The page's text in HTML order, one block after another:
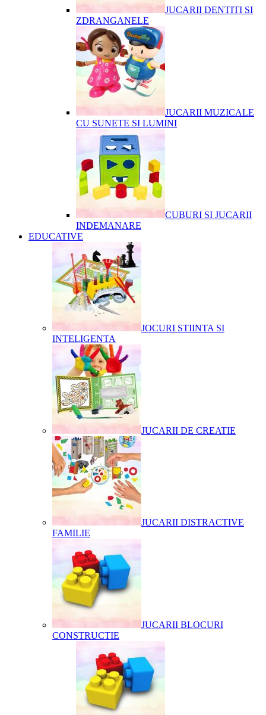
JUCARII DENTITI SI
ZDRANGANELE
JUCARII MUZICALE
CU SUNETE SI LUMINI
CUBURI SI JUCARII
INDEMANARE
EDUCATIVE
JOCURI STIINTA SI
INTELIGENTA
JUCARII DE CREATIE
JUCARII DISTRACTIVE
FAMILIE
JUCARII BLOCURI
CONSTRUCTIE